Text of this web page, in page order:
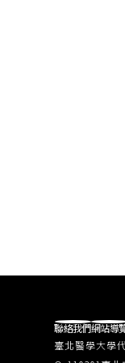
臺北醫學大學
聯絡我們網站導